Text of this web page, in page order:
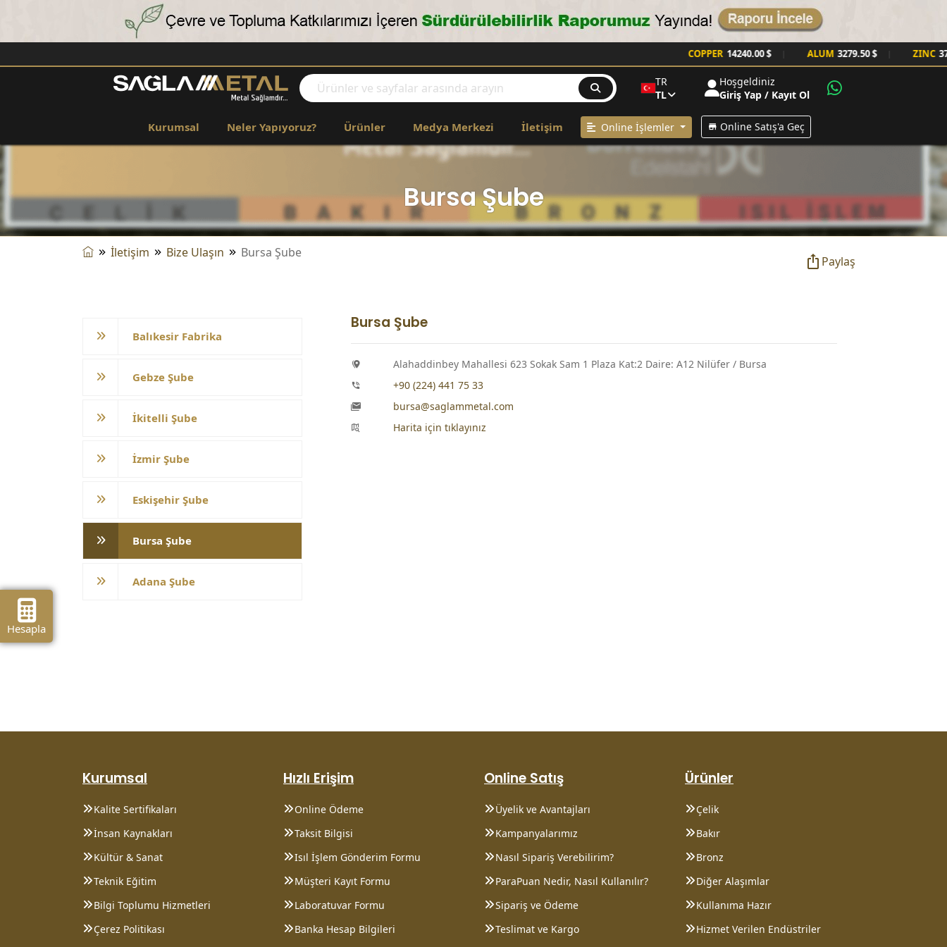
COPPER 14240.00 $ | ALUM 3279.50 $ | ZINC
TR
TL
Hoşgeldiniz
Giriş Yap / Kayıt Ol
Kurumsal Neler Yapıyoruz? Ürünler Medya Merkezi İletişim Online İşlemler Online Satış'a Geç
Bursa Şube
İletişim Bize Ulaşın Bursa Şube
Paylaş
Balıkesir Fabrika
Gebze Şube
İkitelli Şube
İzmir Şube
Eskişehir Şube
Bursa Şube
Adana Şube
Bursa Şube
Alahaddinbey Mahallesi 623 Sokak Sam 1 Plaza Kat:2 Daire: A12 Nilüfer / Bursa
+90 (224) 441 75 33
bursa@saglammetal.com
Harita için tıklayınız
Kurumsal
Kalite Sertifikaları
İnsan Kaynakları
Kültür & Sanat
Teknik Eğitim
Bilgi Toplumu Hizmetleri
Çerez Politikası
Hızlı Erişim
Online Ödeme
Taksit Bilgisi
Isıl İşlem Gönderim Formu
Müşteri Kayıt Formu
Laboratuvar Formu
Banka Hesap Bilgileri
Online Satış
Üyelik ve Avantajları
Kampanyalarımız
Nasıl Sipariş Verebilirim?
ParaPuan Nedir, Nasıl Kullanılır?
Sipariş ve Ödeme
Teslimat ve Kargo
Ürünler
Çelik
Bakır
Bronz
Diğer Alaşımlar
Kullanıma Hazır
Hizmet Verilen Endüstriler
Hesapla